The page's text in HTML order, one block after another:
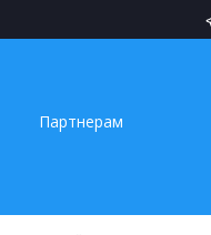
Партнерам